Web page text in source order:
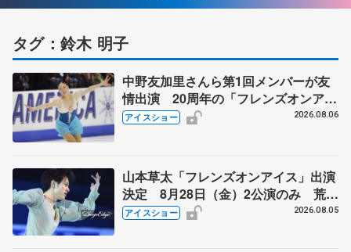
タグ：鈴木 明子
中野友加里さんら第1回メンバーが友
情出演 20周年の「フレンズオンアイ
ス」 宮本賢二さん、有川梨絵さん、
アイスショー 2026.08.06
山本草太「フレンズオンアイス」出演
決定 8月28日（金）2公演のみ 荒川
静香さんプロデュース、20周年のアイ
アイスショー 2026.08.05